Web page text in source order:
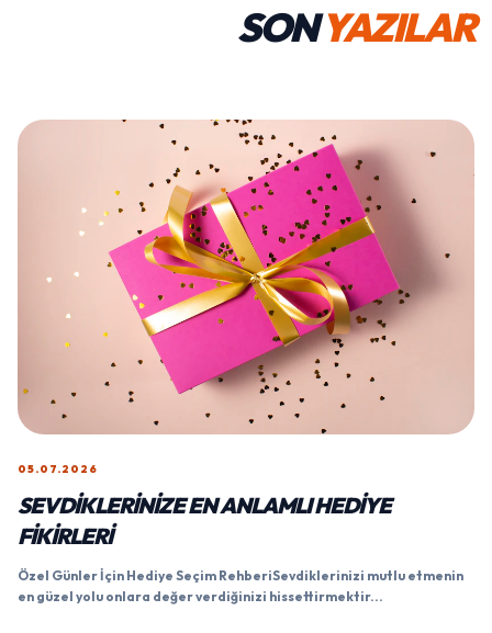
SONYAZILAR
05.07.2026
SEVDIKLERINIZE EN ANLAMLI HEDIYE
FIKIRLERI
Özel Günler İçin Hediye Seçim RehberiSevdiklerinizi mutlu etmenin
en güzel yolu onlara değer verdiğinizi hissettirmektir...